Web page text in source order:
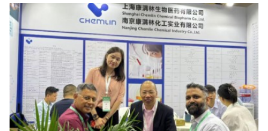
态和时间分辨的发射光谱，吸收光谱，质谱，顺磁共振谱等手段系
统性研究该复合物的性质及形成过程，并证明了该复合物可用于光
诱导聚合，二氧化碳光还原，紫外储能等领域。该成果以“Trapping
Highly Reactive Photo-Induced Charge-Transfer Complex
Between Amine and Imide by Light”为题发表在Chem上。